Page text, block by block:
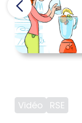
Vidéo RSE